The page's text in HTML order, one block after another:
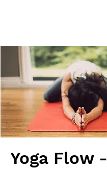
Yoga Flow -